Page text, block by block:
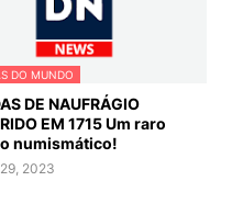
DO MUNDO
DE NAUFRÁGIO
EM 1715 Um raro
numismático!
2023